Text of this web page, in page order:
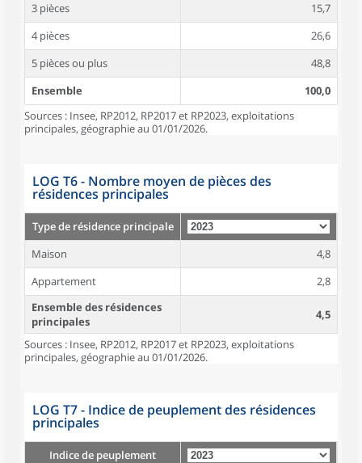
3 pièces
15,7
4 pièces
26,6
5 pièces ou plus
48,8
Ensemble
100,0
Sources : Insee, RP2012, RP2017 et RP2023, exploitations
principales, géographie au 01/01/2026.
LOG T6 - Nombre moyen de pièces des
résidences principales
Type de résidence principale
Maison
4,8
Appartement
2,8
Ensemble des résidences
principales
4,5
Sources : Insee, RP2012, RP2017 et RP2023, exploitations
principales, géographie au 01/01/2026.
LOG T7 - Indice de peuplement des résidences
principales
Indice de peuplement